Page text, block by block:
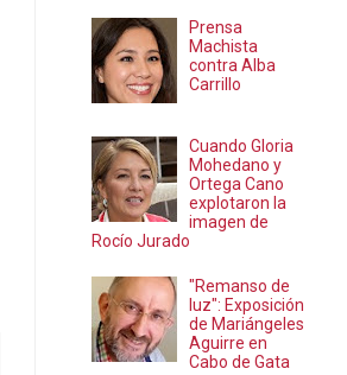
Prensa
Machista
contra Alba
Carrillo
Cuando Gloria
Mohedano y
Ortega Cano
explotaron la
imagen de
Rocío Jurado
"Remanso de
luz": Exposición
de Mariángeles
Aguirre en
Cabo de Gata